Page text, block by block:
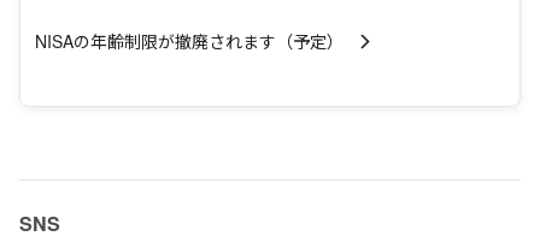
NISAの年齢制限が撤廃されます（予定）
SNS